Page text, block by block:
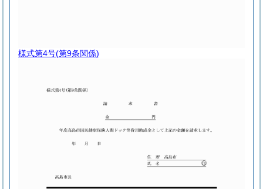
様式第4号(第9条関係)